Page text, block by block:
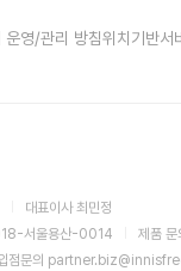
대표이사 최민정
서울용산-0014 제품
점문의
운영/관리 방침위치기반서